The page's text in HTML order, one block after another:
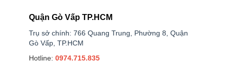
Quận Gò Vấp TP.HCM
Trụ sở chính: 766 Quang Trung, Phường 8, Quận
Gò Vấp, TP.HCM
Hotline: 0974.715.835